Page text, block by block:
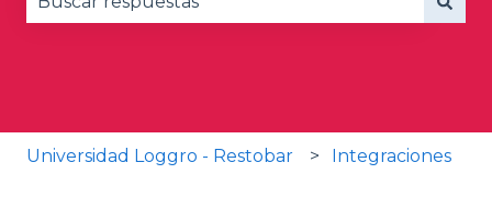
Universidad Loggro - Restobar Integraciones